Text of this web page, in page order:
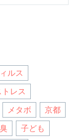
ルス
トレス
メタボ
京都
子ども